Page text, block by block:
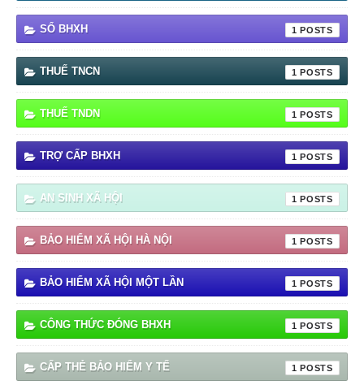
SỔ BHXH 1
THUẾ TNCN 1
THUẾ TNDN 1
TRỢ CẤP BHXH 1
AN SINH XÃ HỘI 1
BẢO HIỂM XÃ HỘI HÀ NỘI 1
BẢO HIỂM XÃ HỘI MỘT LẦN 1
CÔNG THỨC ĐÓNG BHXH 1
CẤP THẺ BẢO HIỂM Y TẾ 1